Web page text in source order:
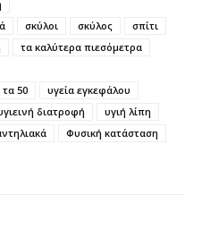
σκύλοι σκύλος
σπίτι
τα καλύτερα πιεσόμετρα
τα 50
υγεία εγκεφάλου
διατροφή
υγιή λίπη
Φυσική κατάσταση